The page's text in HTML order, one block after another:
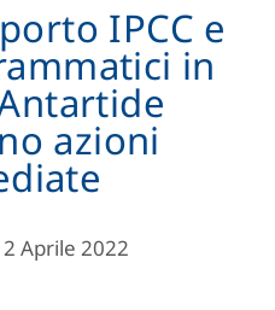
IPCC e
in
azioni
Aprile 2022